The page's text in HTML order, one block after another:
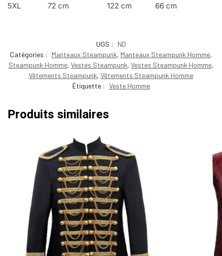
5XL 72 cm 122 cm 66 cm
UGS :
ND
Catégories :
Manteaux Steampunk, Manteaux Steampunk Homme,
Steampunk Homme, Vestes Steampunk, Vestes Steampunk Homme,
Vêtements Steampunk, Vêtements Steampunk Homme
Étiquette : Veste Homme
Produits similaires